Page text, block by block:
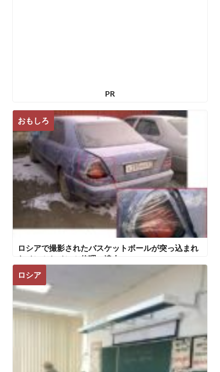
PR
おもしろ
ロシアで撮影されたバスケットボールが突っ込まれ
たベンツとベンツ修理の達人
ロシア